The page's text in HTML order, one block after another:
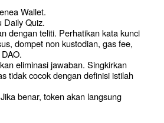
Wallet.
Daily Quiz.
dengan teliti. Perhatikan kata kunci
dompet non kustodian, gas fee,
eliminasi jawaban. Singkirkan
tidak cocok dengan definisi istilah
benar, token akan langsung